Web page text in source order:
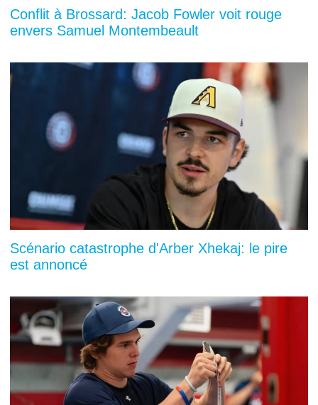
Conflit à Brossard: Jacob Fowler voit rouge
envers Samuel Montembeault
Scénario catastrophe d'Arber Xhekaj: le pire
est annoncé